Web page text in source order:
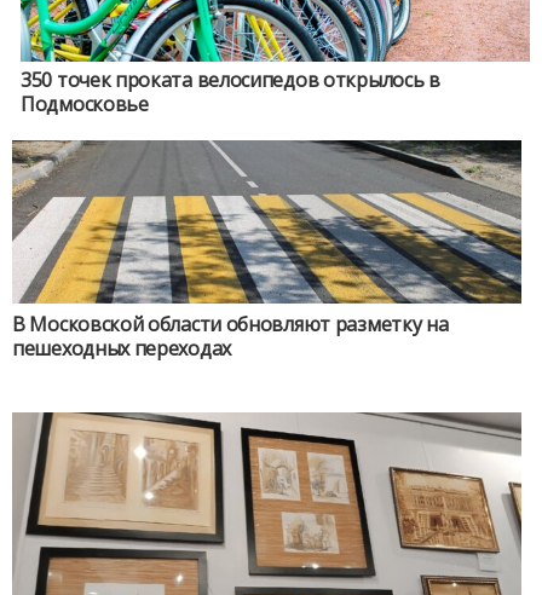
350 точек проката велосипедов открылось в
Подмосковье
В Московской области обновляют разметку на
пешеходных переходах